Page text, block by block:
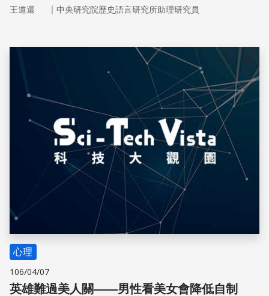
王道還 ｜ 中央研究院歷史語言研究所助理研究員
儲存
心理
106/04/07
英雄難過美人關——男性看美女會降低自制